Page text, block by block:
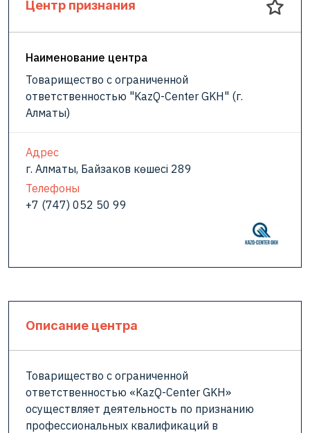
Центр признания
Наименование центра
Товарищество с ограниченной
ответственностью "KazQ-Center GKH" (г.
Алматы)
Адрес
г. Алматы, Байзаков көшесі 289
Телефоны
+7 (747) 052 50 99
Описание центра
Товарищество с ограниченной
ответственностью «KazQ-Center GKH»
осуществляет деятельность по признанию
профессиональных квалификаций в